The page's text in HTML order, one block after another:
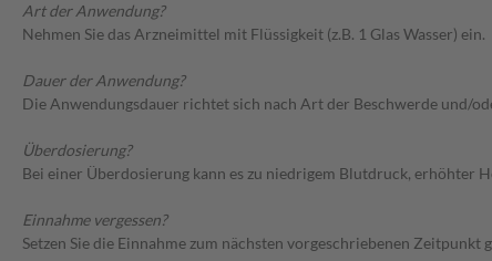
Art der Anwendung?
Nehmen Sie das Arzneimittel mit Flüssigkeit (z.B. 1 Glas Wasser) ein.
Dauer der Anwendung?
Die Anwendungsdauer richtet sich nach Art der Beschwerde und/
Überdosierung?
Bei einer Überdosierung kann es zu niedrigem Blutdruck, erhöhter
Einnahme vergessen?
Setzen Sie die Einnahme zum nächsten vorgeschriebenen